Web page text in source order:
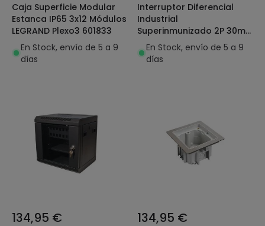
Caja Superficie Modular
Estanca IP65 3x12 Módulos
LEGRAND Plexo3 601833
En Stock, envío de 5 a 9
días
Interruptor Diferencial
Industrial
Superinmunizado 2P 30mA
40A 10kA Clase AC
LEGRAND DX³ Hpi 411591
En Stock, envío de 5 a 9
días
134,95 € 134,95 €